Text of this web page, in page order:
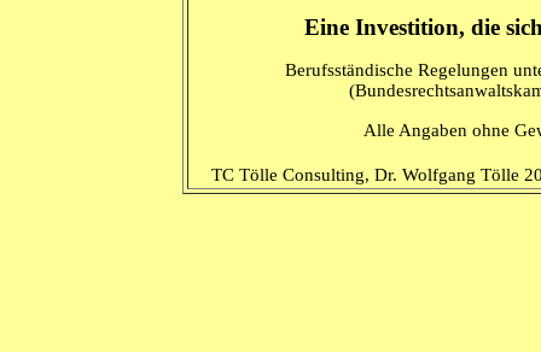
Eine Investition, die
Berufsständische Regelungen
Alle Angaben ohne
TC Tölle Consulting, Dr. Wolfgang Tölle